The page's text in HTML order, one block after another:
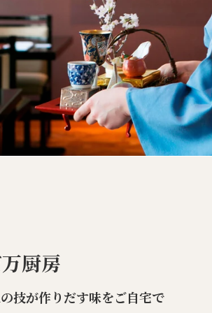
厨房
技が作りだす味をご自宅で